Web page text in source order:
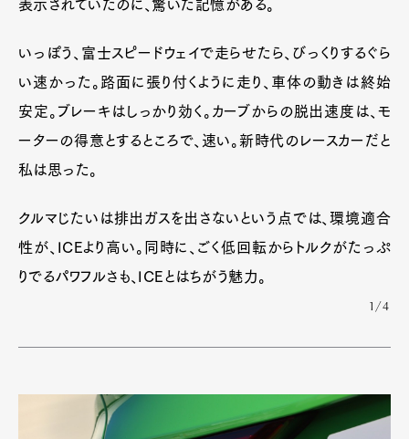
表示されていたのに、驚いた記憶がある。
いっぽう、富士スピードウェイで走らせたら、びっくりするぐら
い速かった。路面に張り付くように走り、車体の動きは終始
安定。ブレーキはしっかり効く。カーブからの脱出速度は、モ
ーターの得意とするところで、速い。新時代のレースカーだと
私は思った。
クルマじたいは排出ガスを出さないという点では、環境適合
性が、ICEより高い。同時に、ごく低回転からトルクがたっぷ
りでるパワフルさも、ICEとはちがう魅力。
1/4